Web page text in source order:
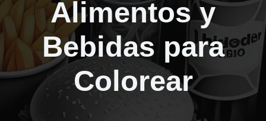
Alimentos y
Bebidas para
Colorear